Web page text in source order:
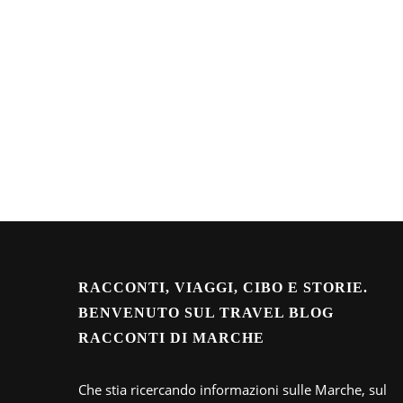
RACCONTI, VIAGGI, CIBO E STORIE.
BENVENUTO SUL TRAVEL BLOG
RACCONTI DI MARCHE
Che stia ricercando informazioni sulle Marche, sul